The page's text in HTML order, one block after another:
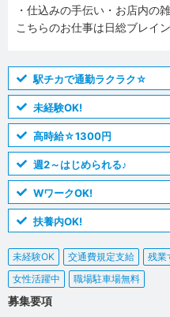
・仕込みの手伝い・お店内
こちらのお仕事は日総ブレイ
駅チカで通勤ラクラク☆
未経験OK!
高時給☆1300円
週2～はじめられる♪
WワークOK!
扶養内OK!
未経験OK 交通費規定支給
残業
女性活躍中
職場駐車場無料
募集要項